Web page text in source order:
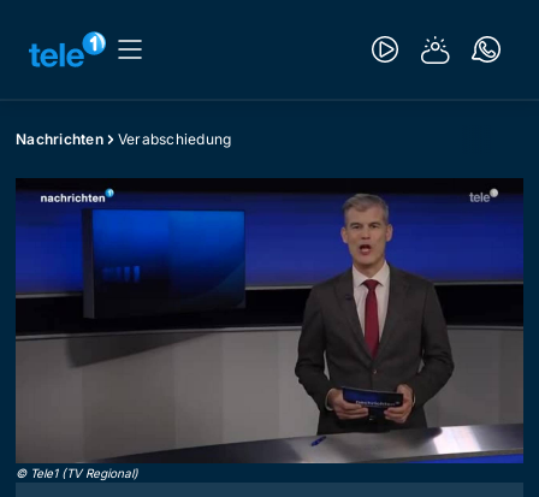
Nachrichten Verabschiedung
© Tele1 (TV Regional)